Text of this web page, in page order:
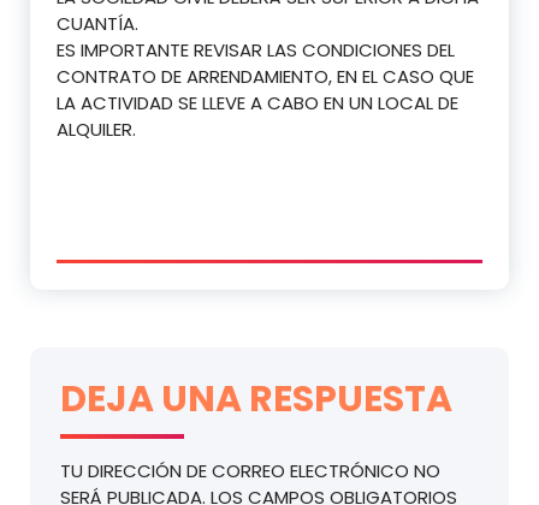
CUANTÍA.
ES IMPORTANTE REVISAR LAS CONDICIONES DEL
CONTRATO DE ARRENDAMIENTO, EN EL CASO QUE
LA ACTIVIDAD SE LLEVE A CABO EN UN LOCAL DE
ALQUILER.
DEJA UNA RESPUESTA
TU DIRECCIÓN DE CORREO ELECTRÓNICO NO
SERÁ PUBLICADA. LOS CAMPOS OBLIGATORIOS